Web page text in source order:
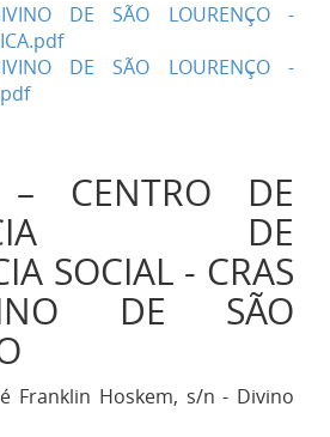
DE SÃO LOURENÇO -
DE SÃO LOURENÇO -
CENTRO DE
DE
SOCIAL - CRAS
DE SÃO
Franklin Hoskem, s/n - Divino